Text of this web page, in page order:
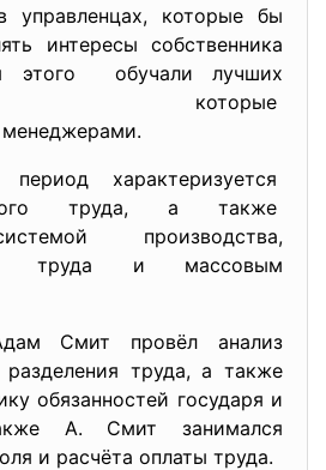
управленцах, которые бы
интересы собственника
этого обучали лучших
которые
период характеризуется
труда, а также
производства,
труда и массовым
Смит провёл анализ
труда, а также
обязанностей государя и
А. Смит занимался
и расчёта оплаты труда.